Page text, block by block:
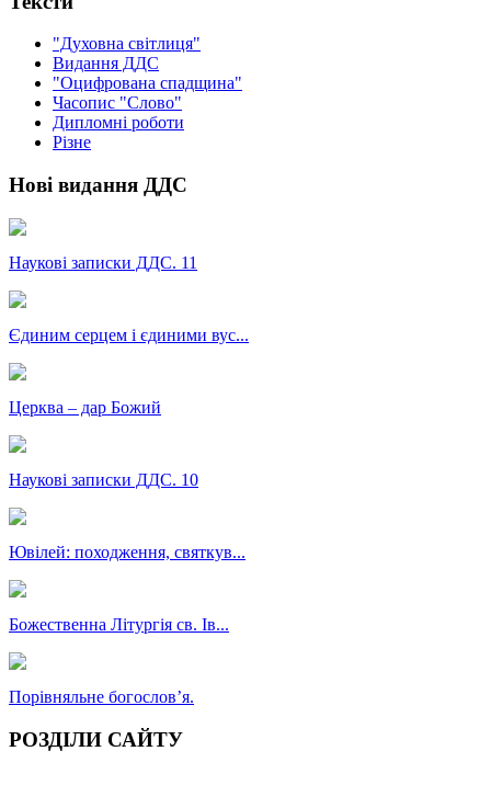
"Духовна світлиця"
Видання ДДС
"Оцифрована спадщина"
Часопис "Слово"
Дипломні роботи
Різне
Нові видання ДДС
Наукові записки ДДС. 11
Єдиним серцем і єдиними вус...
Церква – дар Божий
Наукові записки ДДС. 10
Ювілей: походження, святкув...
Божественна Літургія св. Ів...
Порівняльне богословʼя.
РОЗДІЛИ САЙТУ